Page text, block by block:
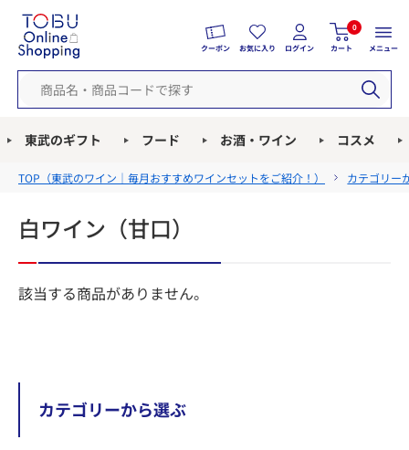
クーポン お気に入り ログイン
0
カート メニュー
東武のギフト フード お酒・ワイン コスメ
TOP（東武のワイン｜毎月おすすめワインセットをご紹介！ ） カテゴリー
カテゴリーから選ぶ
白ワイン（甘口）
該当する商品がありません。